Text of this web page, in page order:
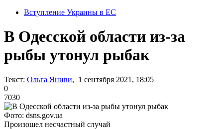
Вступление Украины в ЕС
В Одесской области из-за
рыбы утонул рыбак
Текст: Ольга Яниви, 1 сентября 2021, 18:05
0
7030
Фото: dsns.gov.ua
Произошел несчастный случай